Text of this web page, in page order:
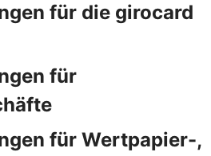
für die girocard
für
für Wertpapier-,